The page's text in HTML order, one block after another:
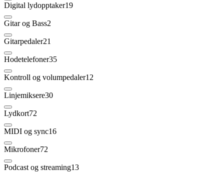
Digital lydopptaker19
Gitar og Bass2
Gitarpedaler21
Hodetelefoner35
Kontroll og volumpedaler12
Linjemiksere30
Lydkort72
MIDI og sync16
Mikrofoner72
Podcast og streaming13